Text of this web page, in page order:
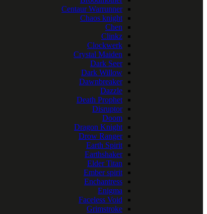
Centaur Warrunner
Chaos knight
Chen
Clinkz
Clockwerk
Crystal Maiden
Dark Seer
Dark Willow
Dawnbreaker
Dazzle
Death Prophet
Disruptor
Doom
Dragon Knight
Drow Ranger
Earth Spirit
Earthshaker
Elder Titan
Ember spirit
Enchantress
Enigma
Faceless Void
Grimstroke